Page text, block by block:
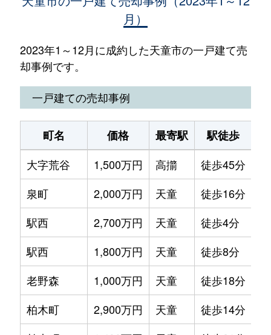
月）
2023年1～12月に成約した天童市の一戸建て売
却事例です。
一戸建ての売却事例
町名 価格 最寄駅 駅徒歩
大字荒谷
1,500万円 高擶 徒歩45分
泉町
2,000万円 天童 徒歩16分
駅西
2,700万円 天童 徒歩4分
駅西
1,800万円 天童 徒歩8分
老野森
1,000万円 天童 徒歩18分
柏木町
2,900万円 天童 徒歩14分